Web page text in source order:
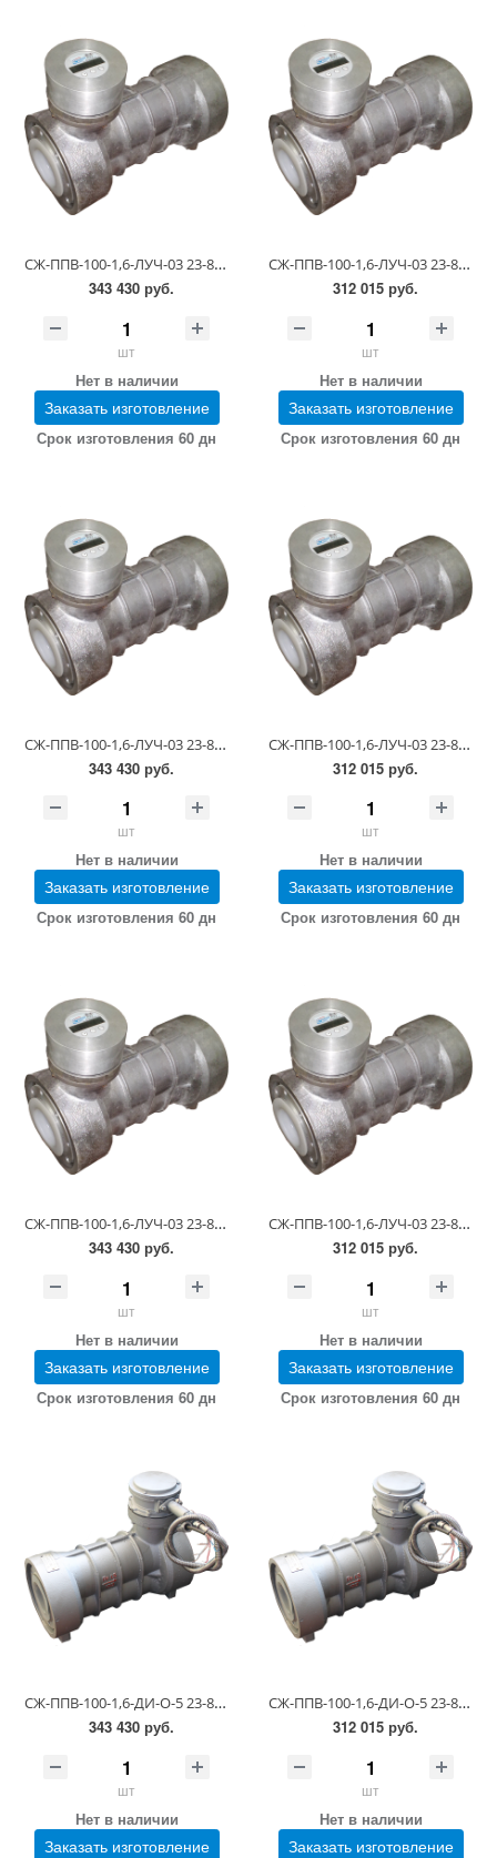
СЖ-ППВ-100-1,6-ЛУЧ-03 23-81-5-0.00.00-15 (0,55-1,1 сСт; ПГ 0,25)
343 430 руб.
шт
Нет в наличии
Заказать изготовление
Срок изготовления 60 дн
СЖ-ППВ-100-1,6-ЛУЧ-03 23-81-5-0.00.00-15 (0.55-1.1 сСт; ПГ 0,5)
312 015 руб.
шт
Нет в наличии
Заказать изготовление
Срок изготовления 60 дн
СЖ-ППВ-100-1,6-ЛУЧ-03 23-81-5-0.00.00-15 (1,1-6,0 сСт; ПГ 0,25)
343 430 руб.
шт
Нет в наличии
Заказать изготовление
Срок изготовления 60 дн
СЖ-ППВ-100-1,6-ЛУЧ-03 23-81-5-0.00.00-15 (1,1-6,0 сСт; ПГ 0,5)
312 015 руб.
шт
Нет в наличии
Заказать изготовление
Срок изготовления 60 дн
СЖ-ППВ-100-1,6-ЛУЧ-03 23-81-5-0.00.00-15 (6,0-60 сСт; ПГ 0,25)
343 430 руб.
шт
Нет в наличии
Заказать изготовление
Срок изготовления 60 дн
СЖ-ППВ-100-1,6-ЛУЧ-03 23-81-5-0.00.00-15 (6,0-60 сСт; ПГ 0,5)
312 015 руб.
шт
Нет в наличии
Заказать изготовление
Срок изготовления 60 дн
СЖ-ППВ-100-1,6-ДИ-О-5 23-81-5-2.00.00 (0,55-1,1 сСт; ПГ 0,25)
343 430 руб.
шт
Нет в наличии
Заказать изготовление
СЖ-ППВ-100-1,6-ДИ-О-5 23-81-5-2.00.00 (0,55-1,1 сСт; ПГ 0,5)
312 015 руб.
шт
Нет в наличии
Заказать изготовление